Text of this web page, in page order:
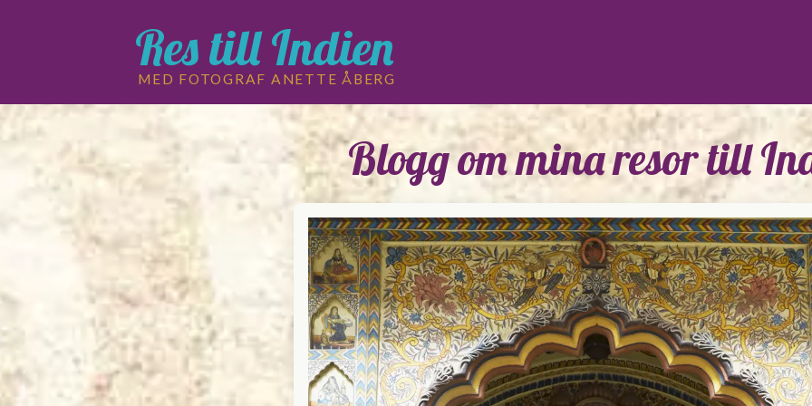
Res till Indien
MED FOTOGRAF ANETTE ÅBERG
Blogg om mina resor till